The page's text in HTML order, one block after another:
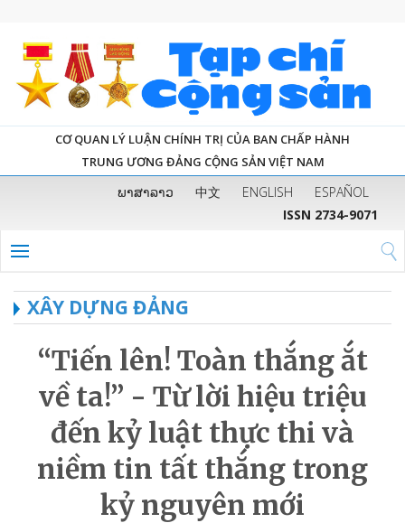
CƠ QUAN LÝ LUẬN CHÍNH TRỊ CỦA BAN CHẤP HÀNH
TRUNG ƯƠNG ĐẢNG CỘNG SẢN VIỆT NAM
ພາສາລາວ 中文 ENGLISH
ESPAÑOL
ISSN 2734-9071
XÂY DỰNG ĐẢNG
“Tiến lên! Toàn thắng ắt
về ta!” - Từ lời hiệu triệu
đến kỷ luật thực thi và
niềm tin tất thắng trong
kỷ nguyên mới